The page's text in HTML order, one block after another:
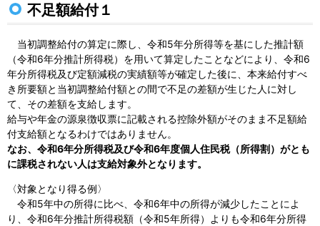
不足額給付１
当初調整給付の算定に際し、令和5年分所得等を基にした推計額
（令和6年分推計所得税）を用いて算定したことなどにより、令和6
年分所得税及び定額減税の実績額等が確定した後に、本来給付すべ
き所要額と当初調整給付額との間で不足の差額が生じた人に対し
て、その差額を支給します。
給与や年金の源泉徴収票に記載される控除外額がそのまま不足額給
付支給額となるわけではありません。
なお、令和6年分所得税及び令和6年度個人住民税（所得割）がとも
に課税されない人は支給対象外となります。
〈対象となり得る例〉
令和5年中の所得に比べ、令和6年中の所得が減少したことによ
り、令和6年分推計所得税額（令和5年所得）よりも令和6年分所得